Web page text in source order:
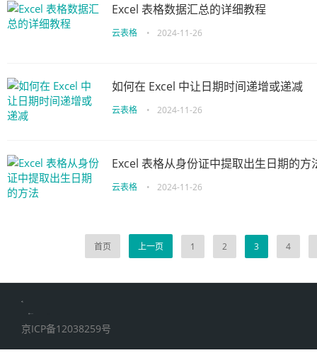
Excel 表格数据汇总的详细教程
云表格 • 2024-11-26
如何在 Excel 中让日期时间递增或递减
云表格 • 2024-11-26
Excel 表格从身份证中提取出生日期的方
云表格 • 2024-11-26
首页 上一页 1 2 3 4
京ICP备12038259号